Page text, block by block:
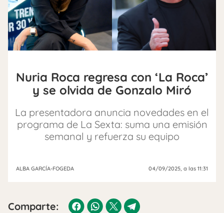
Nuria Roca regresa con ‘La Roca’
y se olvida de Gonzalo Miró
La presentadora anuncia novedades en el
programa de La Sexta: suma una emisión
semanal y refuerza su equipo
ALBA GARCÍA-FOGEDA 04/09/2025, a las 11:31
Comparte: